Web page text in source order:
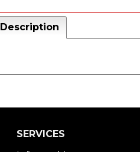
Description
SERVICES